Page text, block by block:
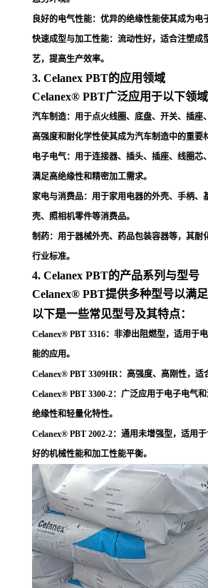
良好的电气性能：优异的绝缘性能使其成为电
快速成型与加工性能：流动性好，适合注塑成
艺，提高生产效率。
3. Celanex PBT的应用领域
Celanex® PBT广泛应用于以下领域
汽车制造：用于点火线圈、底盘、开关、插座
高强度和耐化学性使其成为汽车制造中的重要
电子电气：用于连接器、插头、插座、线圈芯
满足高绝缘性和精密加工需求。
家电与消费品：用于家用电器的外壳、手柄、
壳、照相机零件等消费品。
制药：用于器械外壳、药品包装容器等，其耐
行业标准。
4. Celanex PBT的产品系列与型号
Celanex® PBT提供多种型号以满足
以下是一些常见型号及其特点：
Celanex® PBT 3316：非渗出阻燃型，适用于
能的应用。
Celanex® PBT 3309HR：高强度、高刚性，适
Celanex® PBT 3300-2：广泛应用于电子电气
绝缘性和轻量化特性。
Celanex® PBT 2002-2：通用未增强型，适用
好的机械性能和加工性能平衡。